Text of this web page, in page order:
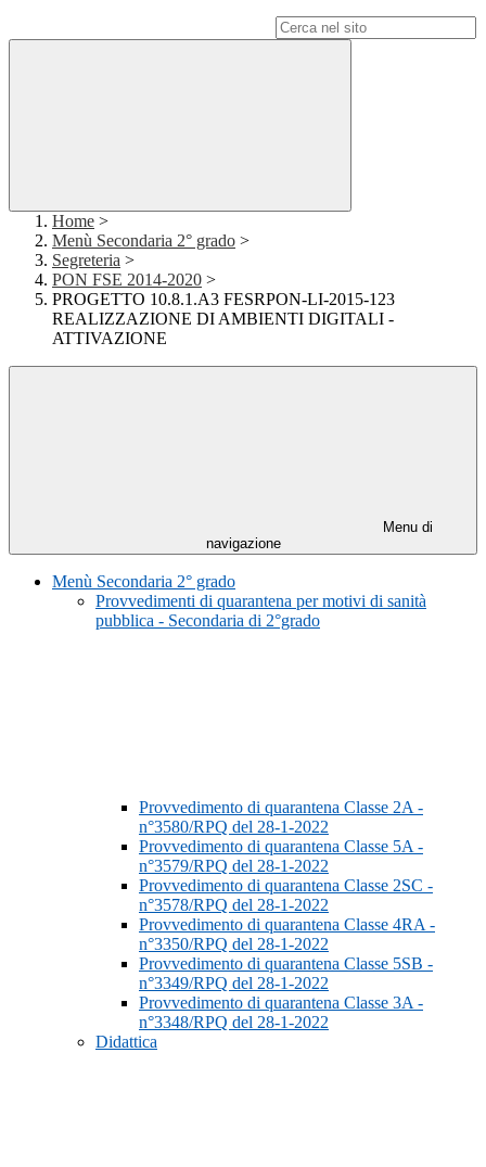
Home >
Menù Secondaria 2° grado >
Segreteria >
PON FSE 2014-2020 >
PROGETTO 10.8.1.A3 FESRPON-LI-2015-123
REALIZZAZIONE DI AMBIENTI DIGITALI -
ATTIVAZIONE
Menu di
navigazione
Menù Secondaria 2° grado
Provvedimenti di quarantena per motivi di sanità
pubblica - Secondaria di 2°grado
Provvedimento di quarantena Classe 2A -
n°3580/RPQ del 28-1-2022
Provvedimento di quarantena Classe 5A -
n°3579/RPQ del 28-1-2022
Provvedimento di quarantena Classe 2SC -
n°3578/RPQ del 28-1-2022
Provvedimento di quarantena Classe 4RA -
n°3350/RPQ del 28-1-2022
Provvedimento di quarantena Classe 5SB -
n°3349/RPQ del 28-1-2022
Provvedimento di quarantena Classe 3A -
n°3348/RPQ del 28-1-2022
Didattica